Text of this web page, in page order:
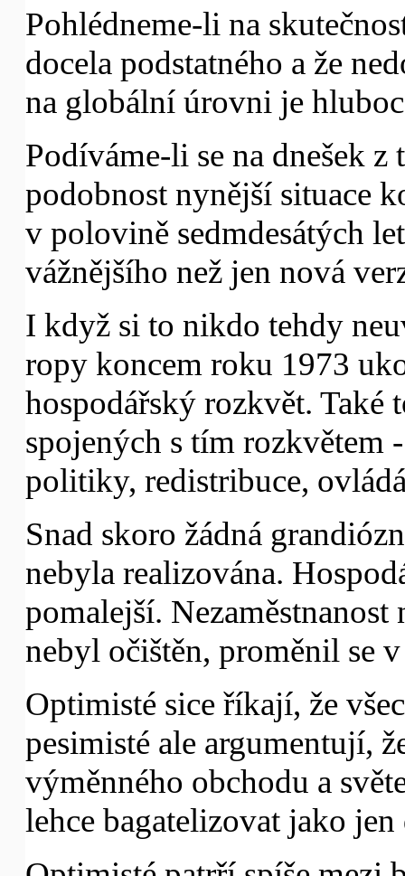
Pohlédneme-li na
docela podstatného a že
na globální úrovni je
Podíváme-li se na dnešek
podobnost nynější situace
v polovině sedmdesátých
vážnějšího než jen nová
I když si to nikdo tehdy
ropy koncem roku 1973
hospodářský rozkvět.
spojených s tím rozkvětem
politiky, redistribuce,
Snad skoro žádná
nebyla realizována.
pomalejší.
nebyl očištěn, proměnil se
Optimisté sice říkají, že
pesimisté ale argumentují,
výměnného obchodu a
lehce bagatelizovat jako